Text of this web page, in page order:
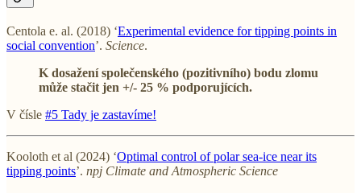
Centola e. al. (2018) ‘Experimental evidence for tipping points in
social convention’. Science.
K dosažení společenského (pozitivního) bodu zlomu
může stačit jen +/- 25 % podporujících.
V čísle #5 Tady je zastavíme!
Kooloth et al (2024) ‘Optimal control of polar sea-ice near its
tipping points’. npj Climate and Atmospheric Science